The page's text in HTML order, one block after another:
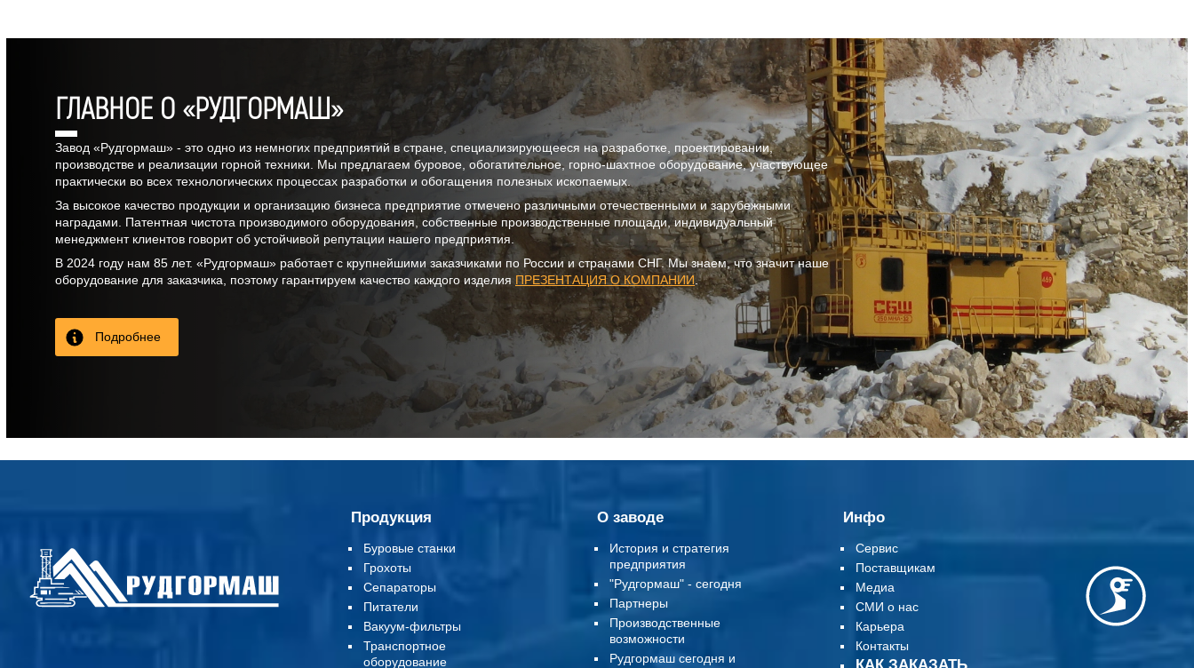
ГЛАВНОЕ О «РУДГОРМАШ»
Завод «Рудгормаш» - это одно из немногих предприятий в стране, специализирующееся на разработке, проектировании,
производстве и реализации горной техники. Мы предлагаем буровое, обогатительное, горно-шахтное оборудование, участвующее
практически во всех технологических процессах разработки и обогащения полезных ископаемых.
За высокое качество продукции и организацию бизнеса предприятие отмечено различными отечественными и зарубежными
наградами. Патентная чистота производимого оборудования, собственные производственные площади, индивидуальный
менеджмент клиентов говорит об устойчивой репутации нашего предприятия.
В 2024 году нам 85 лет. «Рудгормаш» работает с крупнейшими заказчиками по России и странами СНГ. Мы знаем, что значит наше
оборудование для заказчика, поэтому гарантируем качество каждого изделия ПРЕЗЕНТАЦИЯ О КОМПАНИИ.
Подробнее
Продукция
Буровые станки
Грохоты
Сепараторы
Питатели
Вакуум-фильтры
Транспортное
оборудование
О заводе
История и стратегия
предприятия
"Рудгормаш" - сегодня
Партнеры
Производственные
возможности
Рудгормаш сегодня и
Инфо
Сервис
Поставщикам
Медиа
СМИ о нас
Карьера
Контакты
КАК ЗАКАЗАТЬ